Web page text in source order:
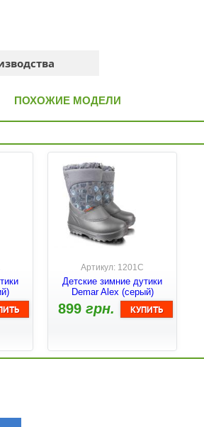
ПОХОЖИЕ МОДЕЛИ
Артикул: 1201C
Детские зимние дутики
Demar Alex (серый)
899грн.